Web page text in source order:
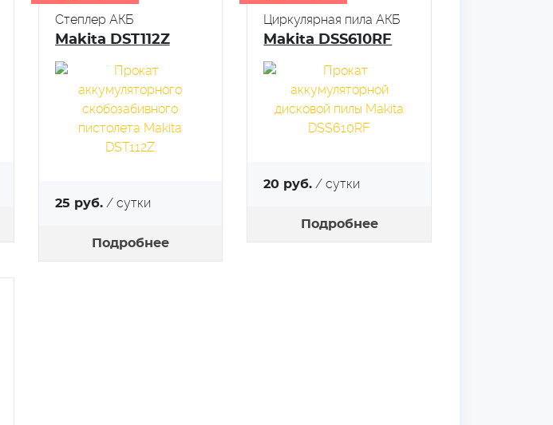
Степлер АКБ
Makita DST112Z
25 руб./ сутки
Подробнее
Циркулярная пила АКБ
Makita DSS610RF
20 руб. / сутки
Подробнее